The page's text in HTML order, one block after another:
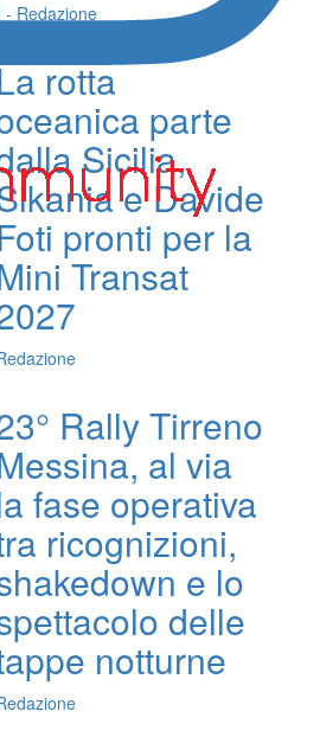
Redazione
rotta
parte
Sicilia,
e Davide
pronti per la
Transat
Rally Tirreno
al via
fase operativa
ricognizioni,
e lo
delle
notturne